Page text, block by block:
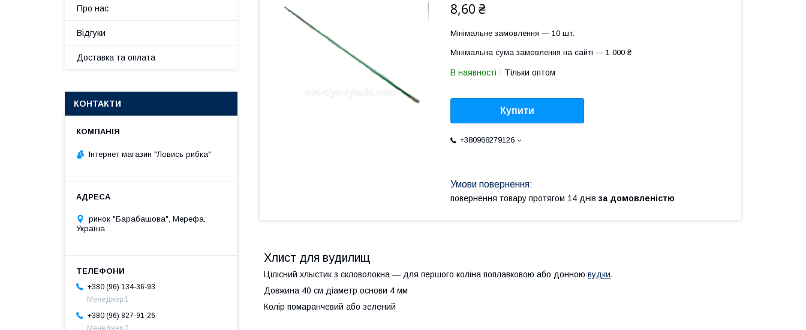
8,60 ₴
Мінімальне замовлення — 10 шт.
Мінімальна сума замовлення на сайті — 1 000 ₴
В наявності Тільки оптом
Купити
+380968279126
повернення товару протягом 14 днів за домовленістю
Хлист для вудилищ
Цілісний хлыстик з скловолокна ― для першого коліна поплавковою або донною вудки.
Довжина 40 см діаметр основи 4 мм
Колір помаранчевий або зелений
Про нас
Відгуки
Доставка та оплата
КОНТАКТИ
Інтернет магазин "Ловись рибка"
ринок "Барабашова", Мерефа,
Україна
+380 (96) 134-36-93
Менеджер 1
+380 (96) 827-91-26
Менеджер 2